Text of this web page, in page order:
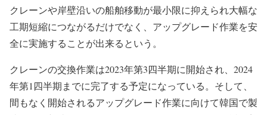
クレーンや岸壁沿いの船舶移動が最小限に抑えられ大幅な
工期短縮につながるだけでなく、アップグレード作業を安
全に実施することが出来るという。
クレーンの交換作業は2023年第3四半期に開始され、2024
年第1四半期までに完了する予定になっている。そして、
間もなく開始されるアップグレード作業に向けて韓国で製